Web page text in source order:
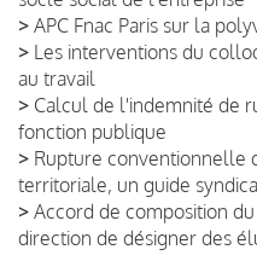
> APC Fnac Paris sur la
> Les interventions du
au travail
> Calcul de l'indemnité de
fonction publique
> Rupture conventionnelle
territoriale, un guide
> Accord de composition
direction de désigner des